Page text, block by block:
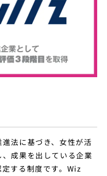
法に基づき、女性が活
成果を出している企業
する制度です。Wiz